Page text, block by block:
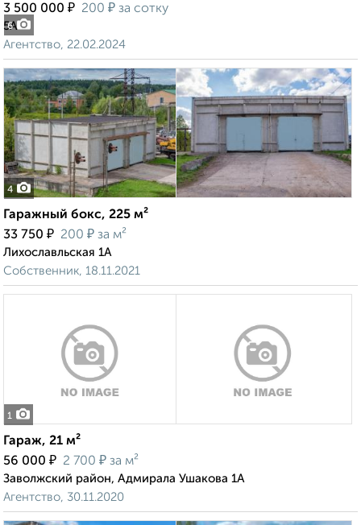
6
3 500 000 ₽ 200 ₽ за сотку
5А
Агентство, 22.02.2024
4
Гаражный бокс, 225 м²
33 750 ₽ 200 ₽ за м²
Лихославльская 1А
Собственник, 18.11.2021
1
Гараж, 21 м²
56 000 ₽ 2 700 ₽ за м²
Заволжский район, Адмирала Ушакова 1А
Агентство, 30.11.2020